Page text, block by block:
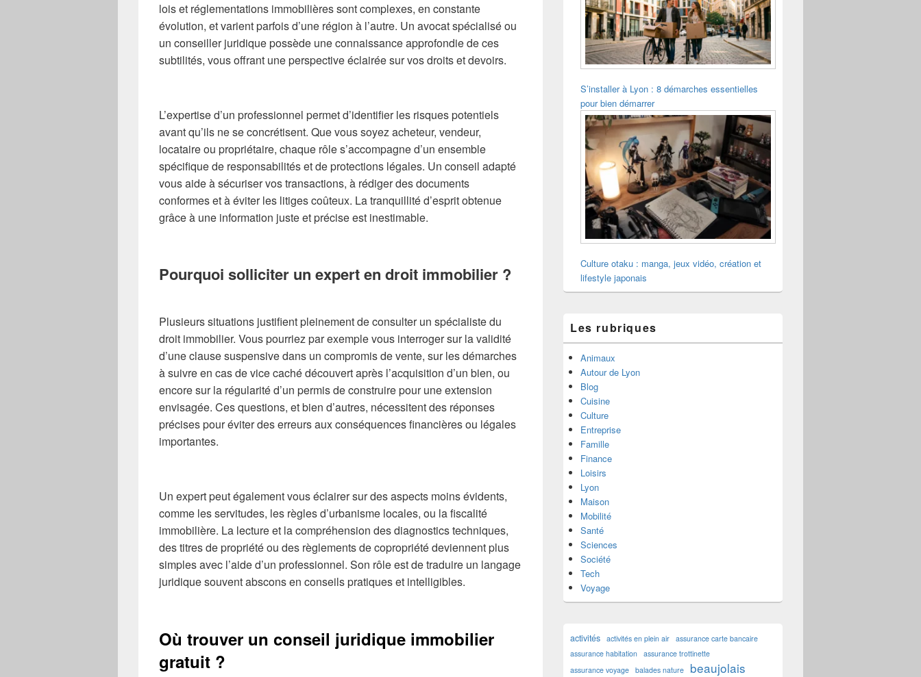
lois et réglementations immobilières sont complexes, en constante
évolution, et varient parfois d’une région à l’autre. Un avocat spécialisé ou
un conseiller juridique possède une connaissance approfondie de ces
subtilités, vous offrant une perspective éclairée sur vos droits et devoirs.
L’expertise d’un professionnel permet d’identifier les risques potentiels
avant qu’ils ne se concrétisent. Que vous soyez acheteur, vendeur,
locataire ou propriétaire, chaque rôle s’accompagne d’un ensemble
spécifique de responsabilités et de protections légales. Un conseil adapté
vous aide à sécuriser vos transactions, à rédiger des documents
conformes et à éviter les litiges coûteux. La tranquillité d’esprit obtenue
grâce à une information juste et précise est inestimable.
Pourquoi solliciter un expert en droit immobilier ?
Plusieurs situations justifient pleinement de consulter un spécialiste du
droit immobilier. Vous pourriez par exemple vous interroger sur la validité
d’une clause suspensive dans un compromis de vente, sur les démarches
à suivre en cas de vice caché découvert après l’acquisition d’un bien, ou
encore sur la régularité d’un permis de construire pour une extension
envisagée. Ces questions, et bien d’autres, nécessitent des réponses
précises pour éviter des erreurs aux conséquences financières ou légales
importantes.
Un expert peut également vous éclairer sur des aspects moins évidents,
comme les servitudes, les règles d’urbanisme locales, ou la fiscalité
immobilière. La lecture et la compréhension des diagnostics techniques,
des titres de propriété ou des règlements de copropriété deviennent plus
simples avec l’aide d’un professionnel. Son rôle est de traduire un langage
juridique souvent abscons en conseils pratiques et intelligibles.
Où trouver un conseil juridique immobilier
gratuit ?
S’installer à Lyon : 8 démarches essentielles
pour bien démarrer
Culture otaku : manga, jeux vidéo, création et
lifestyle japonais
Les rubriques
Animaux
Autour de Lyon
Blog
Cuisine
Culture
Entreprise
Famille
Finance
Loisirs
Lyon
Maison
Mobilité
Santé
Sciences
Société
Tech
Voyage
activités activités en plein air assurance carte bancaire
assurance habitation assurance trottinette
assurance voyage balades nature beaujolais